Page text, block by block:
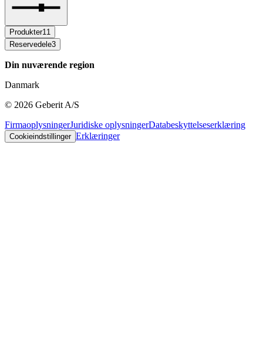
Produkter11
Reservedele3
Din nuværende region
Danmark
© 2026 Geberit A/S
FirmaoplysningerJuridiske oplysningerDatabeskyttelseserklæring
Cookieindstillinger Erklæringer